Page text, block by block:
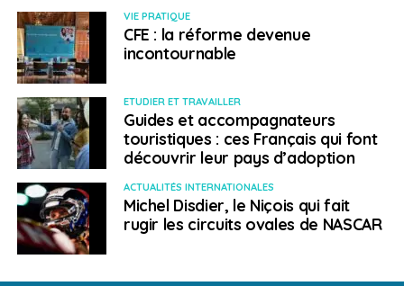
VIE PRATIQUE
CFE : la réforme devenue
incontournable
ETUDIER ET TRAVAILLER
Guides et accompagnateurs
touristiques : ces Français qui font
découvrir leur pays d’adoption
ACTUALITÉS INTERNATIONALES
Michel Disdier, le Niçois qui fait
rugir les circuits ovales de NASCAR